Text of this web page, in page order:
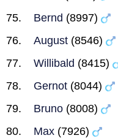
Bernd (8997)
August (8546)
Willibald (8415)
Gernot (8044)
Bruno (8008)
Max (7926)